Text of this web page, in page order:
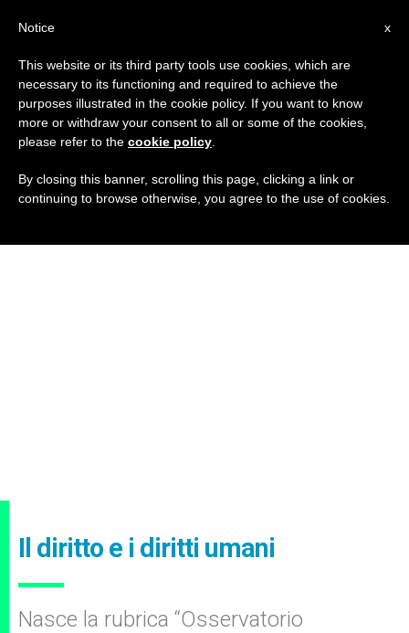
Il diritto e i diritti umani
Nasce la rubrica “Osservatorio
x
Notice
This website or its third party tools use cookies, which are
necessary to its functioning and required to achieve the
purposes illustrated in the cookie policy. If you want to know
more or withdraw your consent to all or some of the cookies,
please refer to the cookie policy
By closing this banner, scrolling this page, clicking a link or
continuing to browse otherwise, you agree to the use of cookies.